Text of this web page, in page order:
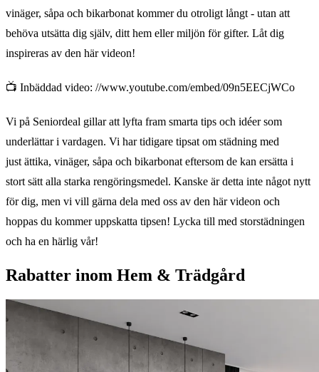
vinäger, såpa och bikarbonat kommer du otroligt långt - utan att
behöva utsätta dig själv, ditt hem eller miljön för gifter. Låt dig
inspireras av den här videon!
📺 Inbäddad video: //www.youtube.com/embed/09n5EECjWCo
Vi på Seniordeal gillar att lyfta fram smarta tips och idéer som
underlättar i vardagen. Vi har tidigare tipsat om städning med
just ättika, vinäger, såpa och bikarbonat eftersom de kan ersätta i
stort sätt alla starka rengöringsmedel. Kanske är detta inte något nytt
för dig, men vi vill gärna dela med oss av den här videon och
hoppas du kommer uppskatta tipsen! Lycka till med storstädningen
och ha en härlig vår!
Rabatter inom Hem & Trädgård